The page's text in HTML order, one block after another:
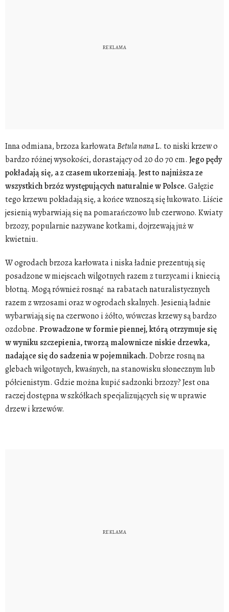
Inna odmiana, brzoza karłowataBetulananaL. to niski krzew o
bardzo różnej wysokości, dorastający od 20 do 70 cm. Jego pędy
pokładają się, a z czasem ukorzeniają. Jest to najniższa ze
wszystkich brzóz występujących naturalnie w Polsce.Gałęzie
tego krzewu pokładają się, a końce wznoszą się łukowato. Liście
jesienią wybarwiają się na pomarańczowo lub czerwono. Kwiaty
brzozy, popularnie nazywane kotkami, dojrzewają już w
kwietniu.
W ogrodach brzoza karłowata i niska ładnie prezentują się
posadzone w miejscach wilgotnych razem z turzycami i kniecią
błotną. Mogą również rosnąć na rabatach naturalistycznych
razem z wrzosami oraz w ogrodach skalnych. Jesienią ładnie
wybarwiają się na czerwono i żółto, wówczas krzewy są bardzo
ozdobne. Prowadzone w formie piennej, którą otrzymuje się
w wyniku szczepienia, tworzą malownicze niskie drzewka,
nadające się do sadzenia w pojemnikach.Dobrze rosną na
glebach wilgotnych, kwaśnych, na stanowisku słonecznym lub
półcienistym. Gdzie można kupić sadzonki brzozy? Jest ona
raczej dostępna w szkółkach specjalizujących się w uprawie
drzew i krzewów.